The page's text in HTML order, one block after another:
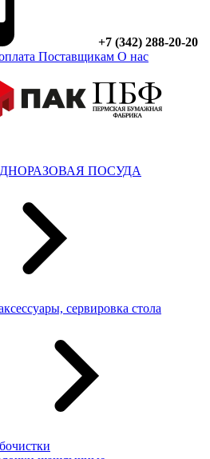
+7 (342) 288-20-20
Поставщикам О нас
ПОСУДА
сервировка стола